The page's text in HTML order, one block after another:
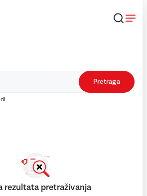
Pretraga
rezultata pretraživanja